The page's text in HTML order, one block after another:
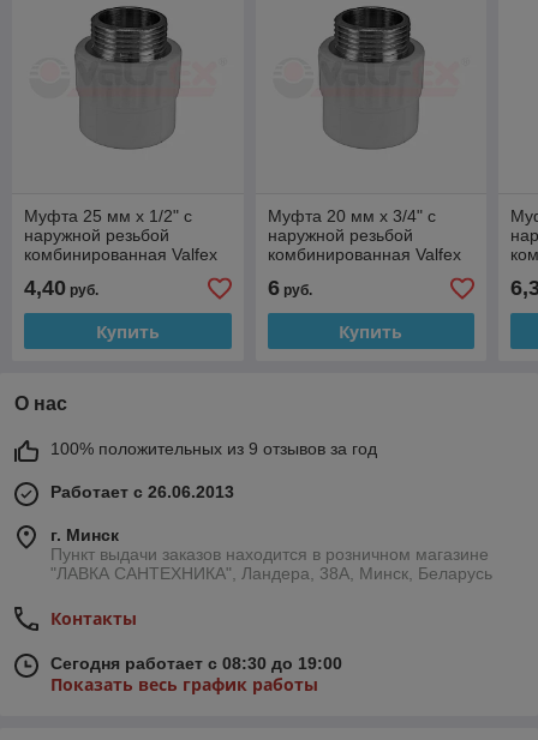
Муфта 25 мм x 1/2" с
наружной резьбой
комбинированная Valfex
4,40 руб.
Купить
Муфта 20 мм x 3/4" с
наружной резьбой
комбинированная Valfex
6руб.
Купить
О нас
100% положительных из 9 отзывов за год
Работает с 26.06.2013
г. Минск
Пункт выдачи заказов находится в розничном магазине
"ЛАВКА САНТЕХНИКА", Ландера, 38А, Минск, Беларусь
Контакты
Сегодня работает с 08:30 до 19:00
Показать весь график работы